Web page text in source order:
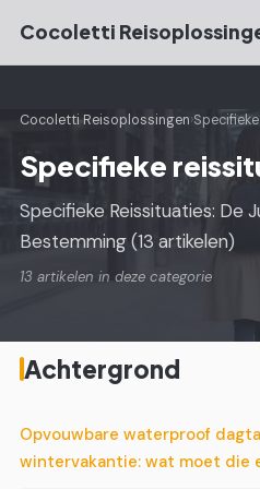
Cocoletti
Cocoletti Reisoplossingen›
Specifieke
Specifieke Reissituaties: De
Bestemming (13 artikelen)
13 artikelen in deze categorie
Achtergrond
Opvouwbare waterproof
wintervakantie: wat moet die